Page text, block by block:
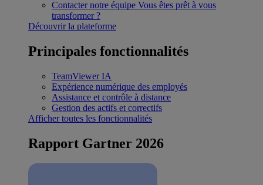
Contacter notre équipe Vous êtes prêt à vous
transformer ?
Découvrir la plateforme
Principales fonctionnalités
TeamViewer IA
Expérience numérique des employés
Assistance et contrôle à distance
Gestion des actifs et correctifs
Afficher toutes les fonctionnalités
Rapport Gartner 2026